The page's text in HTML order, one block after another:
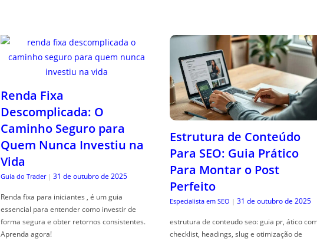
Renda Fixa
Descomplicada: O
Caminho Seguro para
Quem Nunca Investiu na
Vida
Guia do Trader | 31 de outubro de 2025
Renda fixa para iniciantes , é um guia
essencial para entender como investir de
forma segura e obter retornos consistentes.
Aprenda agora!
Estrutura de Conteúdo
Para SEO: Guia Prático
Para Montar o Post
Perfeito
Especialista em SEO | 31 de outubro de 2025
estrutura de conteudo seo: guia pr, ático
checklist, headings, slug e otimização de